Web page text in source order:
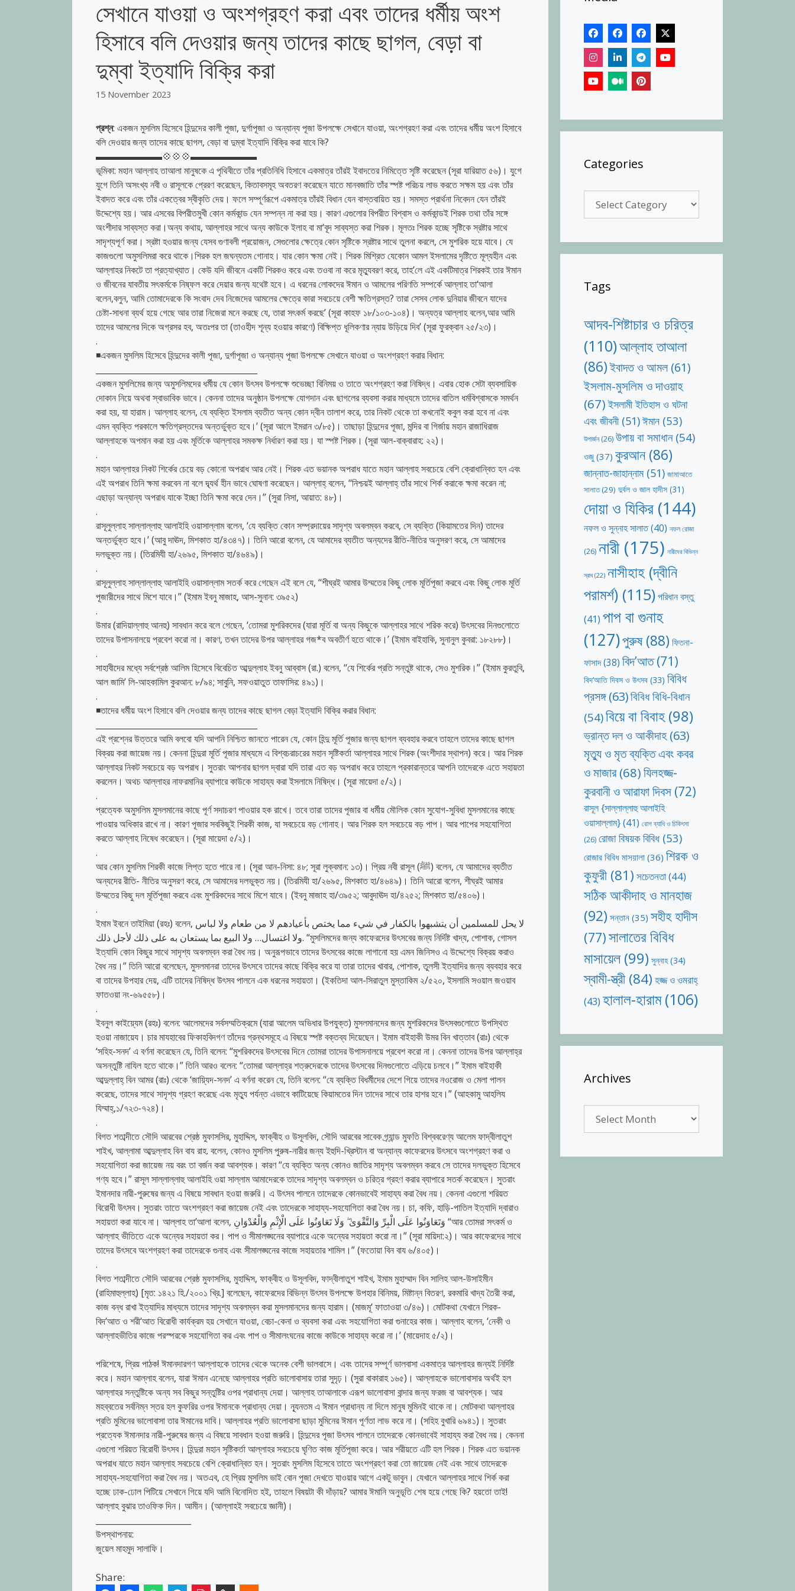
সেখানে যাওয়া ও অংশগ্রহণ করা এবং তাদের ধর্মীয় অংশ
হিসাবে বলি দেওয়ার জন্য তাদের কাছে ছাগল, বেড়া বা
দুম্বা ইত্যাদি বিক্রি করা
15 November 2023
প্রশ্ন: একজন মুসলিম হিসেবে হিন্দুদের কালী পূজা, দুর্গাপূজা ও অন্যান্য পূজা উপলক্ষে সেখানে যাওয়া, অংশগ্রহণ করা এবং তাদের ধর্মীয় অংশ হিসাবে
বলি দেওয়ার জন্য তাদের কাছে ছাগল, বেড়া বা দুম্বা ইত্যাদি বিক্রি করা যাবে কি?
▬▬▬▬▬▬▬💠💠💠▬▬▬▬▬▬▬
ভূমিকা: মহান আল্লাহ তাআলা মানুষকে এ পৃথিবীতে তাঁর প্রতিনিধি হিসাবে একমাত্র তাঁরই ইবাদতের নিমিত্তে সৃষ্টি করেছেন (সূরা যারিয়াত ৫৬)। যুগে
যুগে তিনি অসংখ্য নবী ও রাসূলকে প্রেরণ করেছেন, কিতাবসমূহ অবতরণ করেছেন যাতে মানবজাতি তাঁর স্পষ্ট পরিচয় লাভ করতে সক্ষম হয় এবং তাঁর
ইবাদত করে এবং তাঁর একত্বের স্বীকৃতি দেয়। ফলে সম্পূর্ণরূপে একমাত্র তাঁরই বিধান যেন বাস্তবায়িত হয়। সমস্ত প্রার্থনা নিবেদন যেন তাঁরই
উদ্দেশ্যে হয়। আর এসবের বিপরীতমুখী কোন কর্মকান্ড যেন সম্পন্ন না করা হয়। কারণ এগুলোর বিপরীত বিশ্বাস ও কর্মকান্ডই শিরক তথা তাঁর সঙ্গে
অংশীদার সাব্যস্ত করা।অন্য কথায়, আল্লাহর সাথে অন্য কাউকে ইলাহ বা মা‘বূদ সাব্যস্ত করা শিরক। মূলতঃ শিরক হচ্ছে সৃষ্টিকে স্রষ্টার সাথে
সাদৃশ্যপূর্ণ করা। স্রষ্টা হওয়ার জন্য যেসব গুণাবলী প্রয়োজন, সেগুলোর ক্ষেত্রে কোন সৃষ্টিকে স্রষ্টার সাথে তুলনা করলে, সে মুশরিক হয়ে যাবে। যে
কাজগুলো অমুসলিমরা করে থাকে।শিরক হল জঘন্যতম গোনাহ। যার কোন ক্ষমা নেই। শিরক মিশ্রিত যেকোন আমল ইসলামের দৃষ্টিতে মূল্যহীন এবং
আল্লাহর নিকটে তা প্রত্যাখ্যাত। কেউ যদি জীবনে একটি শিরকও করে এবং তওবা না করে মৃত্যুবরণ করে, তাহ’লে এই একটিমাত্র শিরকই তার ঈমান
ও জীবনের যাবতীয় সৎকর্মকে নিষ্ফল করে দেয়ার জন্য যথেষ্ট হবে। এ ধরনের লোকদের ঈমান ও আমলের পরিণতি সম্পর্কে আল্লাহ তা‘আলা
বলেন,বলুন, আমি তোমাদেরকে কি সংবাদ দেব নিজেদের আমলের ক্ষেত্রে কারা সবচেয়ে বেশী ক্ষতিগ্রস্ত? তারা সেসব লোক দুনিয়ার জীবনে যাদের
চেষ্টা-সাধনা ব্যর্থ হয়ে গেছে আর তারা নিজেরা মনে করছে যে, তারা সৎকর্ম করছে’ (সূরা কাহফ ১৮/১০৩-১০৪)। অন্যত্র আল্লাহ বলেন,আর আমি
তাদের আমলের দিকে অগ্রসর হব, অতঃপর তা (তাওহীদ শূন্য হওয়ার কারণে) বিক্ষিপ্ত ধূলিকণার ন্যায় উড়িয়ে দিব’ (সূরা ফুরক্বান ২৫/২৩)।
.
◾একজন মুসলিম হিসেবে হিন্দুদের কালী পূজা, দুর্গাপূজা ও অন্যান্য পূজা উপলক্ষে সেখানে যাওয়া ও অংশগ্রহণ করার বিধান:
একজন মুসলিমের জন্য অমুসলিমদের ধর্মীয় যে কোন উৎসব উপলক্ষে শুভেচ্ছা বিনিময় ও তাতে অংশগ্রহণ করা নিষিদ্ধ। এবার হোক সেটা ব্যবসায়িক
দোকান নিয়ে অথবা স্বাভাবিক ভাবে। কেননা তাদের অনুষ্ঠান উপলক্ষে যোগদান এবং ছাগলের ব্যবসা করার মাধ্যমে তাদের বাতিল ধর্মবিশ্বাসকে সমর্থন
করা হয়, যা হারাম। আল্লাহ বলেন, যে ব্যক্তি ইসলাম ব্যতীত অন্য কোন দ্বীন তালাশ করে, তার নিকট থেকে তা কখনোই কবুল করা হবে না এবং
এমন ব্যক্তি পরকালে ক্ষতিগ্রস্তদের অন্তর্ভুক্ত হবে।’ (সূরা আলে ইমরান ৩/৮৫)। তাছাড়া হিন্দুদের পূজা, মন্দির বা গির্জায় মহান রাজাধিরাজ
আল্লাহকে অপমান করা হয় এবং মূর্তিকে আল্লাহর সমকক্ষ নির্ধারণ করা হয়। যা স্পষ্ট শিরক। (সূরা আল-বাক্বারাহ: ২২)।
.
মহান আল্লাহর নিকট শির্কের চেয়ে বড় কোনো অপরাধ আর নেই। শিরক এত ভয়ানক অপরাধ যাতে মহান আল্লাহ সবচেয়ে বেশি ক্রোধান্বিত হন এবং
এই অপরাধ তিনি ক্ষমা করবেন না বলে দ্ব্যর্থ হীন ভাবে ঘোষণা করেছেন। আল্লাহ্ বলেন, ‘‘নিশ্চয়ই আল্লাহ্ তাঁর সাথে শির্ক করাকে ক্ষমা করেন না;
এছাড়া অন্যান্য অপরাধ যাকে ইচ্ছা তিনি ক্ষমা করে দেন।’’ (সুরা নিসা, আয়াত: ৪৮)।
.
রাসূলুল্লাহ সাল্লাল্লাহু আলাইহি ওয়াসাল্লাম বলেন, ‘যে ব্যক্তি কোন সম্প্রদায়ের সাদৃশ্য অবলম্বন করবে, সে ব্যক্তি (কিয়ামতের দিন) তাদের
অন্তর্ভুক্ত হবে।’ (আবু দাঊদ, মিশকাত হা/৪৩৪৭)। তিনি আরো বলেন, যে আমাদের ব্যতীত অন্যদের রীতি-নীতির অনুসরণ করে, সে আমাদের
দলভুক্ত নয়। (তিরমিযী হা/২৬৯৫, মিশকাত হা/৪৬৪৯)।
.
রাসূলুল্লাহ সাল্লাল্লাহু আলাইহি ওয়াসাল্লাম সতর্ক করে গেছেন এই বলে যে, ‘‘শীঘ্রই আমার উম্মতের কিছু লোক মূর্তিপূজা করবে এবং কিছু লোক মূর্তি
পূজারীদের সাথে মিশে যাবে।’’ (ইমাম ইবনু মাজাহ, আস-সুনান: ৩৯৫২)
.
উমার (রাদিয়াল্লাহু আনহু) সাবধান করে বলে গেছেন, ‘তোমরা মুশরিকদের (যারা মূর্তি বা অন্য কিছুকে আল্লাহর সাথে শরিক করে) উৎসবের দিনগুলোতে
তাদের উপাসনালয়ে প্রবেশ করো না। কারণ, তখন তাদের উপর আল্লাহর গজ*ব অবতীর্ণ হতে থাকে।’ (ইমাম বাইহাকি, সুনানুল কুবরা: ১৮২৮৮)।
.
সাহাবীদের মধ্যে সর্বশ্রেষ্ঠ আলিম হিসেবে বিবেচিত আব্দুল্লাহ ইবনু আব্বাস (রা.) বলেন, ‘‘যে শির্কের প্রতি সন্তুষ্ট থাকে, সেও মুশরিক।’’ (ইমাম কুরতুবি,
আল জামি’ লি-আহকামিল কুরআন: ৮/৯৪; সাবুনি, সফওয়াতুত তাফাসির: ৪৯১)।
.
◾তাদের ধর্মীয় অংশ হিসাবে বলি দেওয়ার জন্য তাদের কাছে ছাগল বেড়া ইত্যাদি বিক্রি করার বিধান:
এই প্রশ্নের উত্তরে আমি বলবো যদি আপনি নিশ্চিত জানতে পারেন যে, কোন হিন্দু মূর্তি পূজার জন্য ছাগল ব্যবহার করবে তাহলে তাদের কাছে ছাগল
বিক্রয় করা জায়েজ নয়। কেননা হিন্দুরা মূর্তি পূজার মাধ্যমে এ বিশ্বচরাচরের মহান সৃষ্টিকর্তা আল্লাহর সাথে শিরক (অংশীদার স্থাপন) করে। আর শিরক
আল্লাহর নিকট সবচেয়ে বড় অপরাধ। সুতরাং আপনার ছাগল দ্বারা যদি তারা এত বড় অপরাধ করে তাহলে প্রকারান্তরে আপনি তাদেরকে এতে সহায়তা
করলেন। অথচ আল্লাহর নাফরমানির ব্যাপারে কাউকে সাহায্য করা ইসলামে নিষিদ্ধ। (সূরা মায়েদা ৫/২)।
.
প্রত্যেক অমুসলিম মুসলমানের কাছে পূর্ণ সদাচরণ পাওয়ার হক রাখে। তবে তারা তাদের পূজার বা ধর্মীয় মৌলিক কোন সুযোগ-সুবিধা মুসলমানের কাছে
পাওয়ার অধিকার রাখে না। কারণ পূজার সবকিছুই শিরকী কাজ, যা সবচেয়ে বড় গোনাহ। আর শিরক হল সবচেয়ে বড় পাপ। আর পাপের সহযোগিতা
করতে আল্লাহ নিষেধ করেছেন। (সূরা মায়েদা ৫/২)।
.
আর কোন মুসলিম শিরকী কাজে লিপ্ত হতে পারে না। (সূরা আন-নিসা: ৪৮; সূরা লুক্বমান: ১৩)। প্রিয় নবী রাসূল (ﷺ) বলেন, যে আমাদের ব্যতীত
অন্যদের রীতি- নীতির অনুসরণ করে, সে আমাদের দলভুক্ত নয়। (তিরমিযী হা/২৬৯৫, মিশকাত হা/৪৬৪৯)। তিনি আরো বলেন, শীঘ্রই আমার
উম্মতের কিছু দল মূর্তিপূজা করবে এবং মুশরিকদের সাথে মিশে যাবে। (ইবনু মাজাহ হা/৩৯৫২; আবুদাঊদ হা/৪২৫২; মিশকাত হা/৫৪০৬)।
.
ইমাম ইবনে তাইমিয়া (রহঃ) বলেন, لا يحل للمسلمين أن يتشبهوا بالكفار في شيء مما يختص بأعيادهم لا من طعام ولا لباس
ولا اغتسال… ولا البيع بما يستعان به على ذلك لأجل ذلك. “মুসলিমদের জন্য কাফেরদের উৎসবের জন্য নির্দিষ্ট খাদ্য, পোশাক, গোসল
ইত্যাদি কোন কিছুর সাথে সাদৃশ্য অবলম্বন করা বৈধ নয়। অনুরূপভাবে তাদের উৎসবের কাজে লাগানো হয় এমন জিনিসও এ উদ্দেশ্যে বিক্রয় করাও
বৈধ নয়।” তিনি আরো বলেছেন, মুসলমানরা তাদের উৎসবে তাদের কাছে বিক্রি করে যা তারা তাদের খাবার, পোশাক, তুলসী ইত্যাদির জন্য ব্যবহার করে
বা তাদের উপহার দেয়, এটি তাদের নিষিদ্ধ উৎসব পালনে এক ধরনের সহায়তা। (ইকতিদা আল-সিরাতুল মুস্তাকিম ২/৫২০, ইসলামি সওয়াল জওয়াব
ফাতওয়া নং-৬৯৫৫৮)।
.
ইবনুল কাইয়্যেম (রহঃ) বলেন: আলেমদের সর্বসম্মতিক্রমে (যারা আলেম অভিধার উপযুক্ত) মুসলমানদের জন্য মুশরিকদের উৎসবগুলোতে উপস্থিত
হওয়া নাজায়েয। চার মাযহাবের ফিকাহবিদগণ তাঁদের গ্রন্থসমূহে এ বিষয়ে স্পষ্ট বক্তব্য দিয়েছেন। ইমাম বাইহাকী উমর বিন খাত্তাব (রাঃ) থেকে
‘সহিহ-সনদ’ এ বর্ণনা করেছেন যে, তিনি বলেন: “মুশরিকদের উৎসবের দিনে তোমরা তাদের উপাসনালয়ে প্রবেশ করো না। কেননা তাদের উপর আল্লাহ্‌র
অসন্তুষ্টি নাযিল হতে থাকে।” তিনি আরও বলেন: “তোমরা আল্লাহ্‌র শত্রুদেরকে তাদের উৎসবের দিনগুলোতে এড়িয়ে চলবে।” ইমাম বাইহাকী
আব্দুল্লাহ্‌ বিন আমর (রাঃ) থেকে ‘জায়্যিদ-সনদ’ এ বর্ণনা করেন যে, তিনি বলেন: “যে ব্যক্তি বিধর্মীদের দেশে গিয়ে তাদের নওরোজ ও মেলা পালন
করেছে, তাদের সাথে সাদৃশ্য গ্রহণ করেছে এবং মৃত্যু পর্যন্ত এভাবে কাটিয়েছে কিয়ামতের দিন তাদের সাথে তার হাশর হবে।” (আহকামু আহলিয
যিম্মাহ্‌,১/৭২৩-৭২৪)।
.
বিগত শতাব্দীতে সৌদি আরবের শ্রেষ্ঠ মুফাসসির, মুহাদ্দিস, ফাক্বীহ ও উসূলবিদ, সৌদি আরবের সাবেক গ্র্যান্ড মুফতি বিশ্ববরেণ্য আলেম ফাদ্বীলাতুশ
শাইখ, আল্লামা আব্দুল্লাহ বিন বায রাহ. বলেন, কোনও মুসলিম পুরুষ-নারীর জন্য ইহুদি-খ্রিস্টান বা অন্যান্য কাফেরদের উৎসবে অংশগ্রহণ করা ও
সহযোগিতা করা জায়েজ নয় বরং তা বর্জন করা আবশ্যক। কারণ “যে ব্যক্তি অন্য কোনও জাতির সাদৃশ্য অবলম্বন করবে সে তাদের দলভুক্ত হিসেবে
গণ্য হবে।” রাসূল সাল্লাল্লাহু আলাইহি ওয়া সাল্লাম আমাদেরকে তাদের সাদৃশ্য অবলম্বন ও চরিত্র গ্রহণ করার ব্যাপারে সতর্ক করেছেন। সুতরাং
ইমানদার নারী-পুরুষের জন্য এ বিষয়ে সাবধান হওয়া জরুরি। এ উৎসব পালনে তাদেরকে কোনভাবেই সাহায্য করা বৈধ নয়। কেননা এগুলো শরিয়ত
বিরোধী উৎসব। সুতরাং তাতে অংশগ্রহণ করা জায়েজ নেই এবং তাদেরকে সাহায্য-সহযোগিতা করা বৈধ নয়। চা, কফি, হাড়ি-পাতিল ইত্যাদি দ্বারাও
সহায়তা করা যাবে না। আল্লাহ তা’আলা বলেন, وَتَعَاوَنُوا عَلَى الْبِرِّ وَالتَّقْوَىٰ ۖ وَلَا تَعَاوَنُوا عَلَى الْإِثْمِ وَالْعُدْوَانِ “আর তোমরা সৎকর্ম ও
আল্লাহ ভীতিতে একে অন্যের সহায়তা কর। পাপ ও সীমালঙ্ঘনের ব্যাপারে একে অন্যের সহায়তা করো না।” (সূরা মায়িদা:২)। আর কাফেরদের সাথে
তাদের উৎসবে অংশগ্রহণ করা তাদেরকে গুনাহ এবং সীমালঙ্ঘনের কাজে সহায়তার শামিল।” (ফতোয়া বিন বায ৬/৪০৫)।
.
বিগত শতাব্দীতে সৌদি আরবের শ্রেষ্ঠ মুফাসসির, মুহাদ্দিস, ফাক্বীহ ও উসূলবিদ, ফাদ্বীলাতুশ শাইখ, ইমাম মুহাম্মাদ বিন সালিহ আল-উসাইমীন
(রাহিমাহুল্লাহ) [মৃত: ১৪২১ হি./২০০১ খ্রি.] বলেছেন, কাফেরদের বিভিন্ন উৎসব উপলক্ষে উপহার বিনিময়, মিষ্টান্ন বিতরণ, রকমারি খাদ্য তৈরী করা,
কাজ বন্ধ রাখা ইত্যাদির মাধ্যমে তাদের সাদৃশ্য অবলম্বন করা মুসলমানদের জন্য হারাম। (মাজমূ‘ ফাতাওয়া ৩/৪৬)। মোটকথা যেখানে শিরক-
বিদ‘আত ও শরী‘আত বিরোধী কার্যক্রম হয় সেখানে যাওয়া, বেচা-কেনা ও ব্যবসা করা এবং সহযোগিতা করা গুনাহের কাজ। আল্লাহ বলেন, ‘নেকী ও
আল্লাহভীতির কাজে পরস্পরকে সহযোগিতা কর এবং পাপ ও সীমালংঘনের কাজে কাউকে সাহায্য করো না।’ (মায়েদাহ ৫/২)।
পরিশেষে, প্রিয় পাঠক! ঈমানদারগণ আল্লাহকে তাদের থেকে অনেক বেশী ভালবাসে। এবং তাদের সম্পূর্ণ ভালবাসা একমাত্র আল্লাহর জন্যই নির্দিষ্ট
করে। মহান আল্লাহ বলেন, যারা ঈমান এনেছে আল্লাহর প্রতি ভালোবাসায় তারা সুদৃঢ়। (সুরা বাকারাহ ১৬৫)। আল্লাহকে ভালোবাসার অর্থই হল
আল্লাহর সন্তুষ্টিকে অন্য সব কিছুর সন্তুষ্টির ওপর প্রাধান্য দেয়া। আল্লাহ তাআলাকে এরূপ ভালোবাসা বান্দার জন্য ফরজ বা আবশ্যক। আর
মহব্বতের সর্বনিম্ন স্তর হল কুফরির ওপর ঈমানকে প্রাধান্য দেয়া। ন্যূনতম এ ঈমান প্রাধান্য না দিলে মানুষ মুমিনই থাকে না। মোটকথা আল্লাহর
প্রতি মুমিনের ভালোবাসা তার ঈমানের দাবি। আল্লাহর প্রতি ভালোবাসা ছাড়া মুমিনের ঈমান পূর্ণতা লাভ করে না। (সহিহ বুখারি ৬৯৪১)। সুতরাং
প্রত্যেক ঈমানদার নারী-পুরুষের জন্য এ বিষয়ে সাবধান হওয়া জরুরি। হিন্দুদের পূজা উৎসব পালনে তাদেরকে কোনভাবেই সাহায্য করা বৈধ নয়। কেননা
এগুলো শরিয়ত বিরোধী উৎসব। হিন্দুরা মহান সৃষ্টিকর্তা আল্লাহর সবচেয়ে ঘৃণিত কাজ মূর্তিপূজা করে। আর শরীয়তে এটি হল শিরক। শিরক এত ভয়ানক
অপরাধ যাতে মহান আল্লাহ সবচেয়ে বেশি ক্রোধান্বিত হন। সুতরাং মুসলিম হিসেবে তাতে অংশগ্রহণ করা তো জায়েজ নেই এবং সাথে তাদেরকে
সাহায্য-সহযোগিতা করা বৈধ নয়। অতএব, হে প্রিয় মুসলিম ভাই বোন পূজা দেখতে যাওয়ার আগে একটু ভাবুন। যেখানে আল্লাহর সাথে শির্ক করা
হচ্ছে ঢাক-ঢোল পিটিয়ে সেখানে গিয়ে যদি আমি বিনোদিত হই, তাহলে বিষয়টা কী দাঁড়ায়? আমার ঈমানি অনুভূতি শেষ হয়ে গেছে কি? হয়তো তাই!
আল্লাহ বুঝার তাওফিক দিন। আমীন। (আল্লাহই সবচেয়ে জ্ঞানী)।
উপস্থাপনায়:
জুয়েল মাহমুদ সালাফি।
Share:
Categories
Tags
আদব-শিষ্টাচার ও চরিত্র
(110)আল্লাহ তাআলা
(86)ইবাদত ও আমল(61)
ইসলাম-মুসলিম ও দাওয়াহ
(67) ইসলামী ইতিহাস ও ঘটনা
এবং জীবনী(51)ঈমান (53)
উপার্জন(26) উপায় বা সমাধান(54)
ওজু (37) কুরআন(86)
জান্নাত-জাহান্নাম(51) জামাআতে
সালাত(29) দুর্বল ও জাল হাদীস (31)
দোয়া ও যিকির (144)
নফল ও সুন্নাহ সালাত(40) নফল রোজা
(26) নারী(175) নারীদের বিভিন্ন
স্রাব(22) নাসীহাহ (দ্বীনি
পরামর্শ) (115)পরিধান বস্তু
(41) পাপ বা গুনাহ
(127)পুরুষ(88) ফিতনা-
ফাসাদ(38) বিদ’আত(71)
বিদ’আতি দিবস ও উৎসব (33) বিবিধ
প্রসঙ্গ(63)বিবিধ বিধি-বিধান
(54)বিয়ে বা বিবাহ (98)
ভ্রান্ত দল ও আকীদাহ(63)
মৃত্যু ও মৃত ব্যক্তি এবং কবর
ও মাজার(68)যিলহজ্জ-
কুরবানী ও আরাফা দিবস (72)
রাসূল {সাল্লাল্লাহু আলাইহি
ওয়াসাল্লাম}(41) রোগ ব্যাধি ও চিকিৎসা
(26) রোজা বিষয়ক বিবিধ(53)
রোজার বিবিধ মাসয়ালা (36) শিরক ও
কুফুরী (81) সচেতনতা(44)
সঠিক আকীদাহ ও মানহাজ
(92) সন্তান (35) সহীহ হাদীস
(77)সালাতের বিবিধ
মাসায়েল(99) সুন্নাহ(34)
স্বামী-স্ত্রী(84) হজ্জ ও ওমরাহ্‌
(43) হালাল-হারাম(106)
Archives